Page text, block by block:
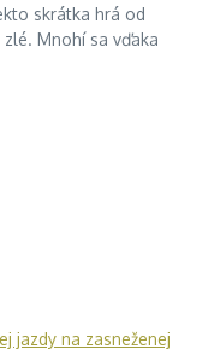
skrátka hrá od
Mnohí sa vďaka